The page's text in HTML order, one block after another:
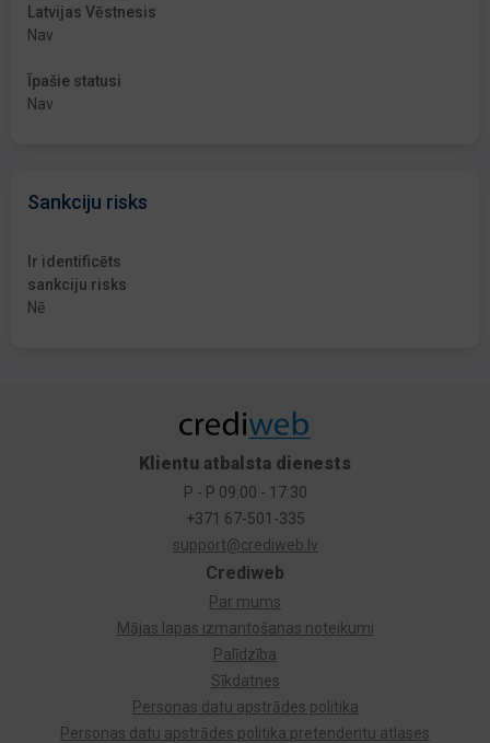
Latvijas Vēstnesis
Nav
Īpašie statusi
Nav
Sankciju risks
Ir identificēts
sankciju risks
Nē
Crediweb
Par mums
Mājas lapas izmantošanas noteikumi
Palīdzība
Sīkdatnes
Personas datu apstrādes politika
Personas datu apstrādes politika pretendentu atlases
Klientu atbalsta dienests
P - P 09:00 - 17:30
+371 67-501-335
support@crediweb.lv